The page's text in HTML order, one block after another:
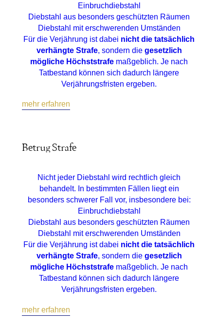
Einbruchdiebstahl
Diebstahl aus besonders geschützten Räumen
Diebstahl mit erschwerenden Umständen
Für die Verjährung ist dabei nicht die tatsächlich
verhängte Strafe, sondern die gesetzlich
mögliche Höchststrafe maßgeblich. Je nach
Tatbestand können sich dadurch längere
Verjährungsfristen ergeben.
mehr erfahren
Betrug Strafe
Nicht jeder Diebstahl wird rechtlich gleich
behandelt. In bestimmten Fällen liegt ein
besonders schwerer Fall vor, insbesondere bei:
Einbruchdiebstahl
Diebstahl aus besonders geschützten Räumen
Diebstahl mit erschwerenden Umständen
Für die Verjährung ist dabei nicht die tatsächlich
verhängte Strafe, sondern die gesetzlich
mögliche Höchststrafe maßgeblich. Je nach
Tatbestand können sich dadurch längere
Verjährungsfristen ergeben.
mehr erfahren